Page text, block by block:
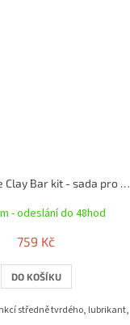
Auto Finesse Clay Bar kit - sada pro bezpečné clayování
- odeslání do 48hod
759 Kč
DO KOŠÍKU
středně tvrdého, lubrikant,